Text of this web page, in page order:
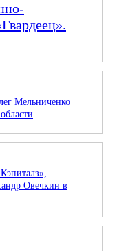
Мельниченко
Овечкин в